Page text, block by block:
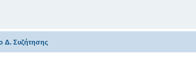
Δ. Συζήτησης